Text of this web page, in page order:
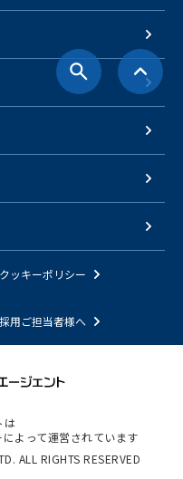
クッキーポリシー
採用ご担当者様へ
は
よって運営されています
ALL RIGHTS RESERVED